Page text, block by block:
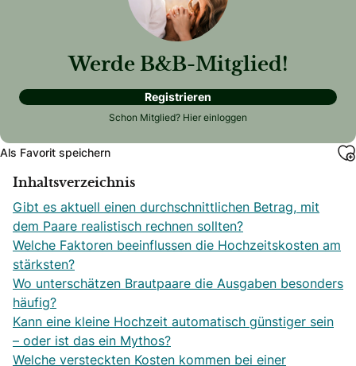
Werde B&B-Mitglied!
Registrieren
Schon Mitglied? Hier einloggen
Als Favorit speichern
Inhaltsverzeichnis
Gibt es aktuell einen durchschnittlichen Betrag, mit
dem Paare realistisch rechnen sollten?
Welche Faktoren beeinflussen die Hochzeitskosten am
stärksten?
Wo unterschätzen Brautpaare die Ausgaben besonders
häufig?
Kann eine kleine Hochzeit automatisch günstiger sein
– oder ist das ein Mythos?
Welche versteckten Kosten kommen bei einer